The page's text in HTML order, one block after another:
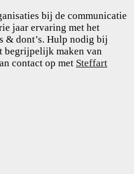
bij de communicatie
jaar ervaring met het
& dont’s. Hulp nodig bij
begrijpelijk maken van
contact op met Steffart